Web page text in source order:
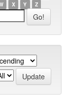
X Y Z